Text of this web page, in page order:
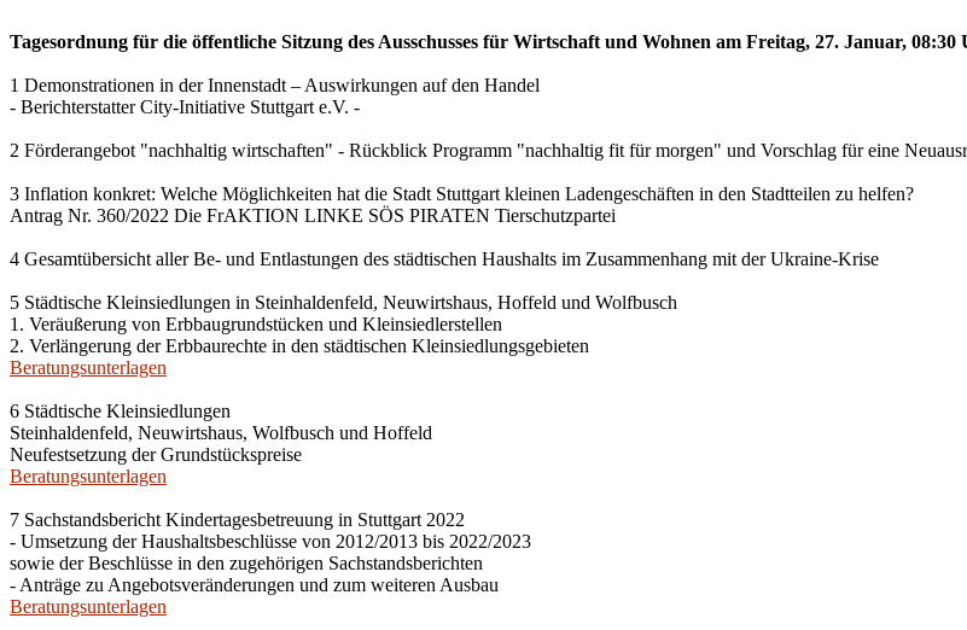
Tagesordnung für die öffentliche Sitzung des Ausschusses für Wirtschaft und Wohnen am Freitag, 27. Januar,
1 Demonstrationen in der Innenstadt – Auswirkungen auf den Handel
- Berichterstatter City-Initiative Stuttgart e.V. -
2 Förderangebot "nachhaltig wirtschaften" - Rückblick Programm "nachhaltig fit für morgen" und Vorschlag für eine
3 Inflation konkret: Welche Möglichkeiten hat die Stadt Stuttgart kleinen Ladengeschäften in den Stadtteilen zu helfen?
Antrag Nr. 360/2022 Die FrAKTION LINKE SÖS PIRATEN Tierschutzpartei
4 Gesamtübersicht aller Be- und Entlastungen des städtischen Haushalts im Zusammenhang mit der Ukraine-Krise
5 Städtische Kleinsiedlungen in Steinhaldenfeld, Neuwirtshaus, Hoffeld und Wolfbusch
1. Veräußerung von Erbbaugrundstücken und Kleinsiedlerstellen
2. Verlängerung der Erbbaurechte in den städtischen Kleinsiedlungsgebieten
Beratungsunterlagen
6 Städtische Kleinsiedlungen
Steinhaldenfeld, Neuwirtshaus, Wolfbusch und Hoffeld
Neufestsetzung der Grundstückspreise
Beratungsunterlagen
7 Sachstandsbericht Kindertagesbetreuung in Stuttgart 2022
- Umsetzung der Haushaltsbeschlüsse von 2012/2013 bis 2022/2023
sowie der Beschlüsse in den zugehörigen Sachstandsberichten
- Anträge zu Angebotsveränderungen und zum weiteren Ausbau
Beratungsunterlagen